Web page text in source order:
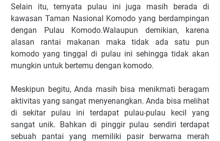
Selain itu, ternyata pulau ini juga masih berada di
kawasan Taman Nasional Komodo yang berdampingan
dengan Pulau Komodo.Walaupun demikian, karena
alasan rantai makanan maka tidak ada satu pun
komodo yang tinggal di pulau ini sehingga tidak akan
mungkin untuk bertemu dengan komodo.
Meskipun begitu, Anda masih bisa menikmati beragam
aktivitas yang sangat menyenangkan. Anda bisa melihat
di sekitar pulau ini terdapat pulau-pulau kecil yang
sangat unik. Bahkan di pinggir pulau sendiri terdapat
sebuah pantai yang memiliki pasir berwarna merah